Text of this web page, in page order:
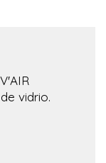
vidrio.